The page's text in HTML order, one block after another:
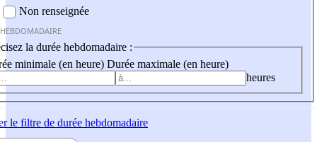
Non renseignée
la durée hebdomadaire :
minimale (en heure) Durée maximale (en heure)
heures
le filtre de durée hebdomadaire